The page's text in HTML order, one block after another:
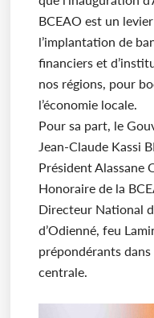
BCEAO est un
l’implantation de
financiers et
nos régions, pour
l’économie locale.
Pour sa part, le
Jean-Claude Kassi
Président Alassane
Honoraire de la
Directeur National
d’Odienné, feu
prépondérants dans
centrale.